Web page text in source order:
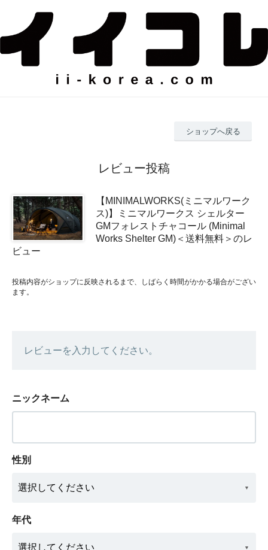
ショップへ戻る
レビュー投稿
【MINIMALWORKS(ミニマルワーク
ス)】ミニマルワークス シェルター
GMフォレストチャコール (Minimal
Works Shelter GM)＜送料無料＞のレ
ビュー
投稿内容がショップに反映されるまで、しばらく時間がかかる場合がござい
ます。
レビューを入力してください。
ニックネーム
性別
年代